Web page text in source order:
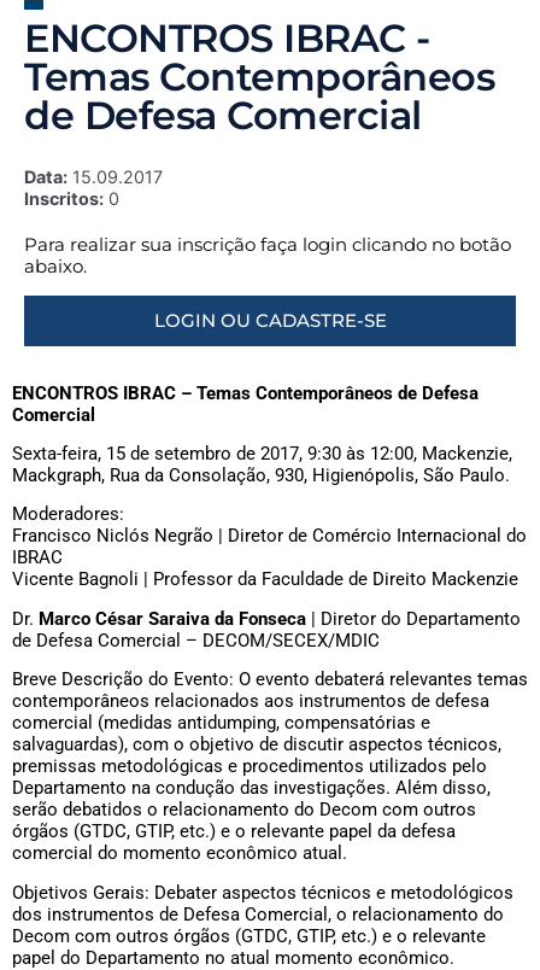
ENCONTROS IBRAC -
Temas Contemporâneos
de Defesa Comercial
Data: 15.09.2017
Inscritos: 0
Para realizar sua inscrição faça login clicando no botão
abaixo.
LOGIN OU CADASTRE-SE
ENCONTROS IBRAC – Temas Contemporâneos de Defesa
Comercial
Sexta-feira, 15 de setembro de 2017, 9:30 às 12:00, Mackenzie,
Mackgraph, Rua da Consolação, 930, Higienópolis, São Paulo.
Moderadores:
Francisco Niclós Negrão | Diretor de Comércio Internacional do
IBRAC
Vicente Bagnoli | Professor da Faculdade de Direito Mackenzie
Dr. Marco César Saraiva da Fonseca | Diretor do Departamento
de Defesa Comercial – DECOM/SECEX/MDIC
Breve Descrição do Evento: O evento debaterá relevantes temas
contemporâneos relacionados aos instrumentos de defesa
comercial (medidas antidumping, compensatórias e
salvaguardas), com o objetivo de discutir aspectos técnicos,
premissas metodológicas e procedimentos utilizados pelo
Departamento na condução das investigações. Além disso,
serão debatidos o relacionamento do Decom com outros
órgãos (GTDC, GTIP, etc.) e o relevante papel da defesa
comercial do momento econômico atual.
Objetivos Gerais: Debater aspectos técnicos e metodológicos
dos instrumentos de Defesa Comercial, o relacionamento do
Decom com outros órgãos (GTDC, GTIP, etc.) e o relevante
papel do Departamento no atual momento econômico.